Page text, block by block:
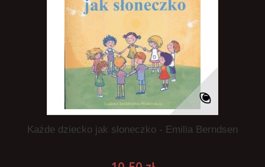
Każde dziecko jak słoneczko - Emilia Berndsen